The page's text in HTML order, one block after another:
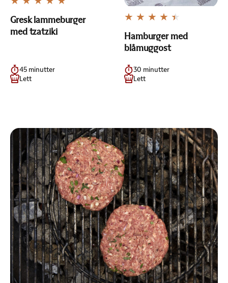
Gresk lammeburger
med tzatziki
45 minutter
Lett
Hamburger med
blåmuggost
30 minutter
Lett